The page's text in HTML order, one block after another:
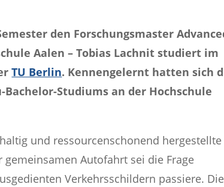
den Forschungsmaster
Aalen – Tobias Lachnit studiert im
TU Berlin. Kennengelernt hatten sich
Studiums an der Hochschule
und ressourcenschonend hergestellte
gemeinsamen Autofahrt sei die Frage
Verkehrsschildern passiere. Die